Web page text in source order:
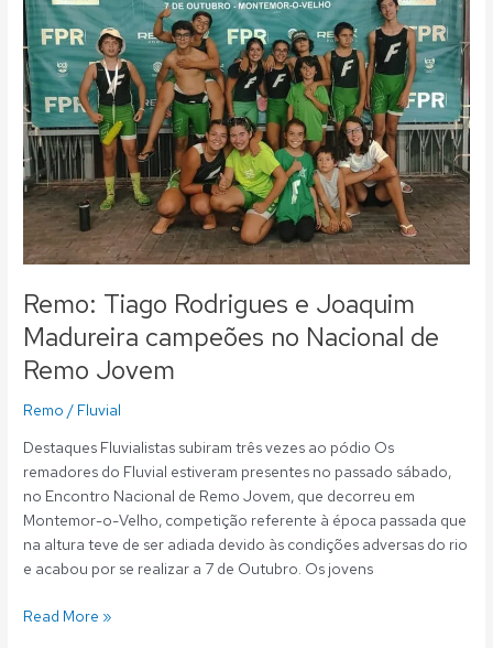
Remo: Tiago Rodrigues e Joaquim
Madureira campeões no Nacional de
Remo Jovem
Remo / Fluvial
Destaques Fluvialistas subiram três vezes ao pódio Os
remadores do Fluvial estiveram presentes no passado sábado,
no Encontro Nacional de Remo Jovem, que decorreu em
Montemor-o-Velho, competição referente à época passada que
na altura teve de ser adiada devido às condições adversas do rio
e acabou por se realizar a 7 de Outubro. Os jovens
Rodrigues
e
Joaquim
Madureira
campeões
no
Nacional
de
Remo
Jovem
Read More »